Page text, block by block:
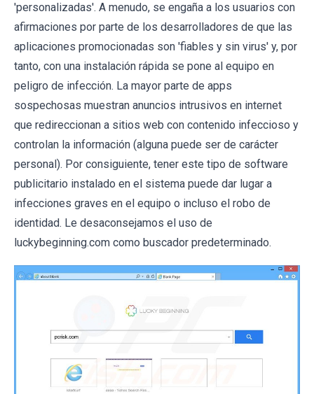
'personalizadas'. A menudo, se engaña a los usuarios con
afirmaciones por parte de los desarrolladores de que las
aplicaciones promocionadas son 'fiables y sin virus' y, por
tanto, con una instalación rápida se pone al equipo en
peligro de infección. La mayor parte de apps
sospechosas muestran anuncios intrusivos en internet
que redireccionan a sitios web con contenido infeccioso y
controlan la información (alguna puede ser de carácter
personal). Por consiguiente, tener este tipo de software
publicitario instalado en el sistema puede dar lugar a
infecciones graves en el equipo o incluso el robo de
identidad. Le desaconsejamos el uso de
luckybeginning.com como buscador predeterminado.